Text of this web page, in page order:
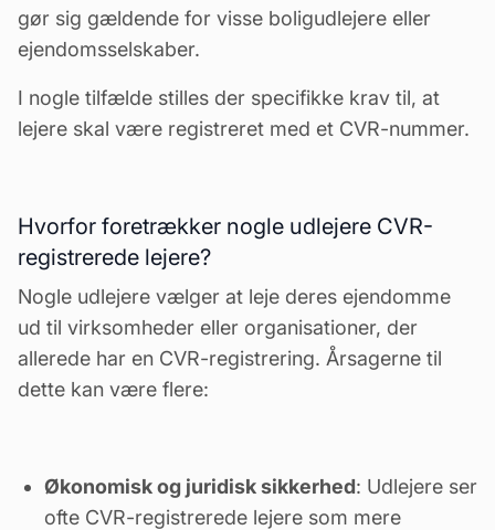
gør sig gældende for visse boligudlejere eller
ejendomsselskaber.
I nogle tilfælde stilles der specifikke krav til, at
lejere skal være registreret med et CVR-nummer.
Hvorfor foretrækker nogle udlejere CVR-
registrerede lejere?
Nogle udlejere vælger at leje deres ejendomme
ud til virksomheder eller organisationer, der
allerede har en CVR-registrering. Årsagerne til
dette kan være flere:
Økonomisk og juridisk sikkerhed: Udlejere ser
ofte CVR-registrerede lejere som mere